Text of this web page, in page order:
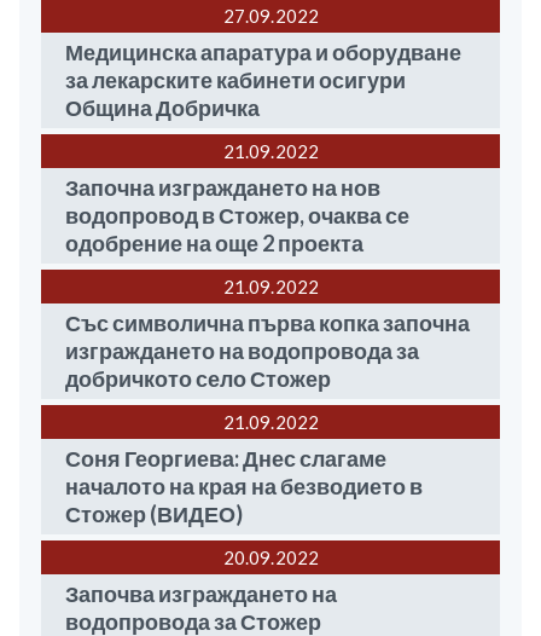
27.09 2022
Медицинска апаратура и оборудване
за лекарските кабинети осигури
Община Добричка
21.09 2022
Започна изграждането на нов
водопровод в Стожер, очаква се
одобрение на още 2 проекта
21.09 2022
Със символична първа копка започна
изграждането на водопровода за
добричкото село Стожер
21.09 2022
Соня Георгиева: Днес слагаме
началото на края на безводието в
Стожер (ВИДЕО)
20.09 2022
Започва изграждането на
водопровода за Стожер